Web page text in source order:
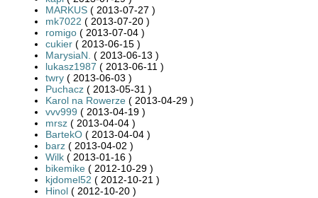
MARKUS ( 2013-07-27 )
mk7022 ( 2013-07-20 )
romigo ( 2013-07-04 )
cukier ( 2013-06-15 )
MarysiaN. ( 2013-06-13 )
lukasz1987 ( 2013-06-11 )
twry ( 2013-06-03 )
Puchacz ( 2013-05-31 )
Karol na Rowerze ( 2013-04-29 )
vvv999 ( 2013-04-19 )
mrsz ( 2013-04-04 )
BartekO ( 2013-04-04 )
barz ( 2013-04-02 )
Wilk ( 2013-01-16 )
bikemike ( 2012-10-29 )
kjdomel52 ( 2012-10-21 )
Hinol ( 2012-10-20 )